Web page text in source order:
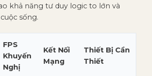
khả năng tư duy logic to lớn và
sống.
FPS
Khuyến
Nghị
Kết Nối
Mạng
Thiết Bị Cần
Thiết